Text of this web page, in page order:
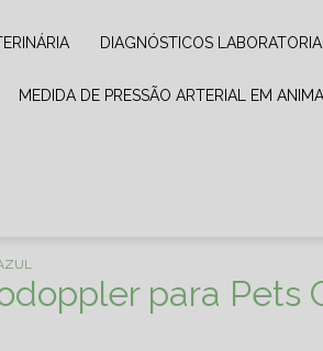
DIAGNÓSTICOS
MEDIDA DE PRESSÃO ARTERIAL EM
para Pets